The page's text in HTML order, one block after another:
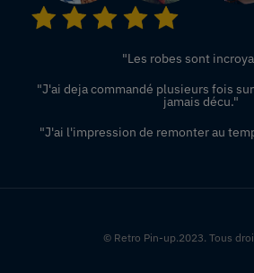
"Les robes sont
"J'ai deja commandé plusieurs fois
jamais décu."
"J'ai l'impression de remonter au
© Retro Pin-up.2023. Tous